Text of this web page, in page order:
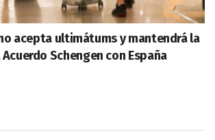
acepta ultimátums y mantendrá la
Schengen con España